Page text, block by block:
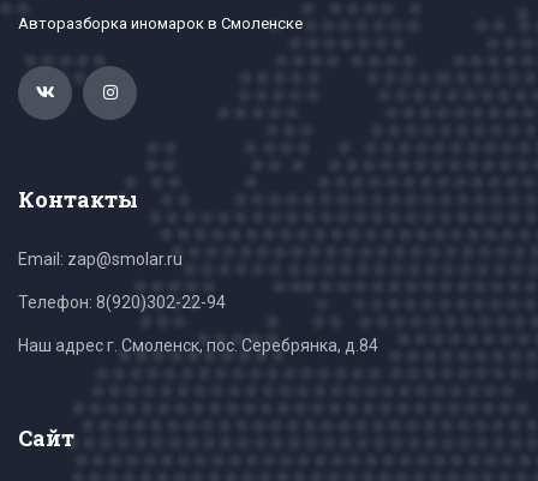
Авторазборка иномарок в Смоленске
Контакты
Email: zap@smolar.ru
Телефон: 8(920)302-22-94
Наш адрес г. Смоленск, пос. Серебрянка, д.84
Сайт